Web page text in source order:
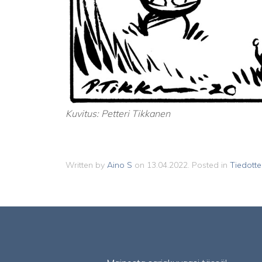
Kuvitus: Petteri Tikkanen
Written by Aino S on 13.04.2022. Posted in